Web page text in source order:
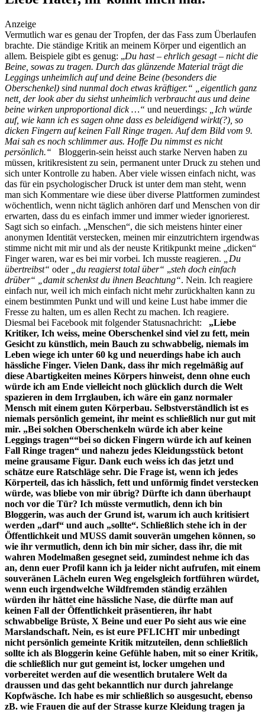
social topics
Anzeige
Vermutlich war es genau der Tropfen, der das Fass zum Überlaufen
brachte. Die ständige Kritik an meinem Körper und eigentlich an
allem. Beispiele gibt es genug: „Du hast – ehrlich gesagt – nicht die
Beine, sowas zu tragen. Durch das glänzende Material trägt die
Leggings unheimlich auf und deine Beine (besonders die
Oberschenkel) sind nunmal doch etwas kräftiger.“
„eigentlich ganz
nett, der look aber du siehst unheimlich verbraucht aus und deine
beine wirken unproportional dick …“ und neuerdings:
„Ich würde
auf, wie kann ich es sagen ohne dass es beleidigend wirkt(?), so
dicken Fingern auf keinen Fall Ringe tragen. Auf dem Bild vom 9.
Mai sah es noch schlimmer aus. Hoffe Du nimmst es nicht
persönlich.“ Bloggerin-sein heisst auch starke Nerven haben zu
müssen, kritikresistent zu sein, permanent unter Druck zu stehen und
sich unter Kontrolle zu haben. Aber viele wissen einfach nicht, was
das für ein psychologischer Druck ist unter dem man steht, wenn
man sich Kommentare wie diese über diverse Plattformen zumindest
wöchentlich, wenn nicht täglich anhören darf und Menschen von dir
erwarten, dass du es einfach immer und immer wieder ignorierest.
Sagt sich so einfach. „Menschen“, die sich meistens hinter einer
anonymen Identität verstecken, meinen mir einzutrichtern irgendwas
stimme nicht mit mir und als der neuste Kritikpunkt meine „dicken“
Finger waren, war es bei mir vorbei. Ich musste reagieren.
„Du
übertreibst“ oder „du reagierst total über“ „steh doch einfach
drüber“ „damit schenkst du ihnen Beachtung“. Nein. Ich reagiere
einfach nur, weil ich mich einfach nicht mehr zurückhalten kann zu
einem bestimmten Punkt und will und keine Lust habe immer die
Fresse zu halten, um es allen Recht zu machen. Ich reagiere.
Diesmal bei Facebook mit folgender Statusnachricht: „Liebe
Kritiker, Ich weiss, meine Oberschenkel sind viel zu fett, mein
Gesicht zu künstlich, mein Bauch zu schwabbelig, niemals im
Leben wiege ich unter 60 kg und neuerdings habe ich auch
hässliche Finger. Vielen Dank, dass ihr mich regelmäßig auf
diese Abartigkeiten meines Körpers hinweist, denn ohne euch
würde ich am Ende vielleicht noch glücklich durch die Welt
spazieren in dem Irrglauben, ich wäre ein ganz normaler
Mensch mit einem guten Körperbau. Selbstverständlich ist es
niemals persönlich gemeint, ihr meint es schließlich nur gut mit
mir. „Bei solchen Oberschenkeln würde ich aber keine
Leggings tragen““bei so dicken Fingern würde ich auf keinen
Fall Ringe tragen“ und nahezu jedes Kleidungsstück betont
meine grausame Figur. Dank euch weiss ich das jetzt und
schätze eure Ratschläge sehr. Die Frage ist, wenn ich jedes
Körperteil, das ich hässlich, fett und unförmig findet verstecken
würde, was bliebe von mir übrig? Dürfte ich dann überhaupt
noch vor die Tür? Ich müsste vermutlich, denn ich bin
Bloggerin, was auch der Grund ist, warum ich auch kritisiert
werden „darf“ und auch „sollte“. Schließlich stehe ich in der
Öffentlichkeit und MUSS damit souverän umgehen können, so
wie ihr vermutlich, denn ich bin mir sicher, dass ihr, die mit
wahren Modelmaßen gesegnet seid, zumindest nehme ich das
an, denn euer Profil kann ich ja leider nicht aufrufen, mit einem
souveränen Lächeln euren Weg engelsgleich fortführen würdet,
wenn euch irgendwelche Wildfremden ständig erzählen
würden ihr hättet eine hässliche Nase, die dürfte man auf
keinen Fall der Öffentlichkeit präsentieren, ihr habt
schwabbelige Brüste, X Beine und euer Po sieht aus wie eine
Marslandschaft. Nein, es ist eure PFLICHT mir unbedingt
nicht persönlich gemeinte Kritik mitzuteilen, denn schließlich
sollte ich als Bloggerin keine Gefühle haben, mit so einer Kritik,
die schließlich nur gut gemeint ist, locker umgehen und
vorbereitet werden auf die wesentlich brutalere Welt da
draussen und das geht bekanntlich nur durch jahrelange
Kopfwäsche. Ich habe es mir schließlich so ausgesucht, ebenso
zB. wie Frauen die auf der Strasse kurze Kleidung tragen ja